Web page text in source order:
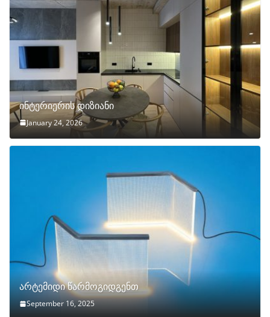
ინტერიერის დიზიანი
January 24, 2026
არტემიდი წარმოგიდგენთ
September 16, 2025